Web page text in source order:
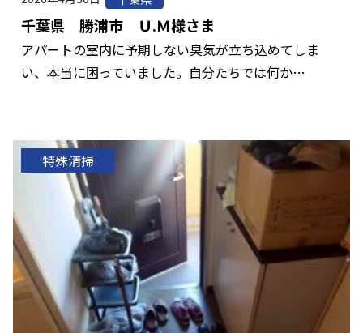
千葉県 勝浦市 Ｕ.Ｍ様さま
アパートの室内に予期しない臭気が立ち込めてしま
い、本当に困っていました。自分たちでは何か…
特殊清掃